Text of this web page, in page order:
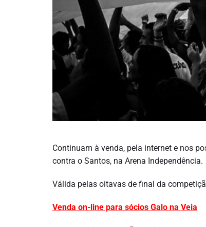
Continuam à venda, pela internet e nos
contra o Santos, na Arena Independência.
Válida pelas oitavas de final da
Venda on-line para sócios Galo na Veia